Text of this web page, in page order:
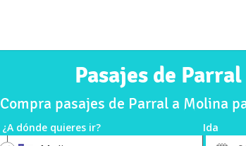
Pasajes de
Compra pasajes de Parral a Molina
¿A dónde quieres ir? Ida
*